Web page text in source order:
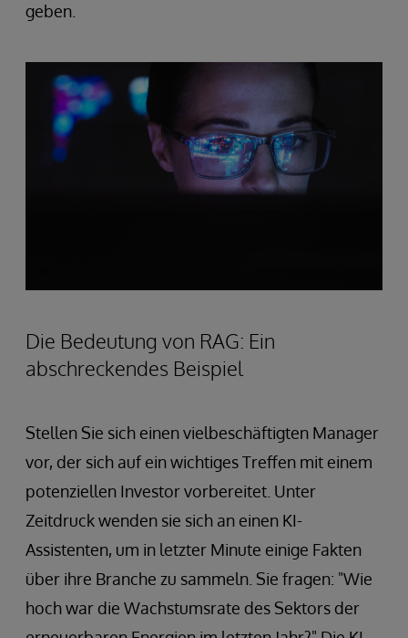
geben.
Die Bedeutung von RAG: Ein
abschreckendes Beispiel
Stellen Sie sich einen vielbeschäftigten Manager
vor, der sich auf ein wichtiges Treffen mit einem
potenziellen Investor vorbereitet. Unter
Zeitdruck wenden sie sich an einen KI-
Assistenten, um in letzter Minute einige Fakten
über ihre Branche zu sammeln. Sie fragen: "Wie
hoch war die Wachstumsrate des Sektors der